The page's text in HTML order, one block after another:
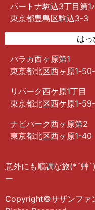
パートナ駒込3丁目第1
東京都豊島区駒込3-3
はっ
パラカ西ヶ原第1
東京都北区西ヶ原1-
リパーク西ケ原1丁目
東京都北区西ケ原1-
ナビパーク西ヶ原第2
東京都北区西ヶ原1-40
意外にも順調な旅(*´
ー
Copyright©サザンファ